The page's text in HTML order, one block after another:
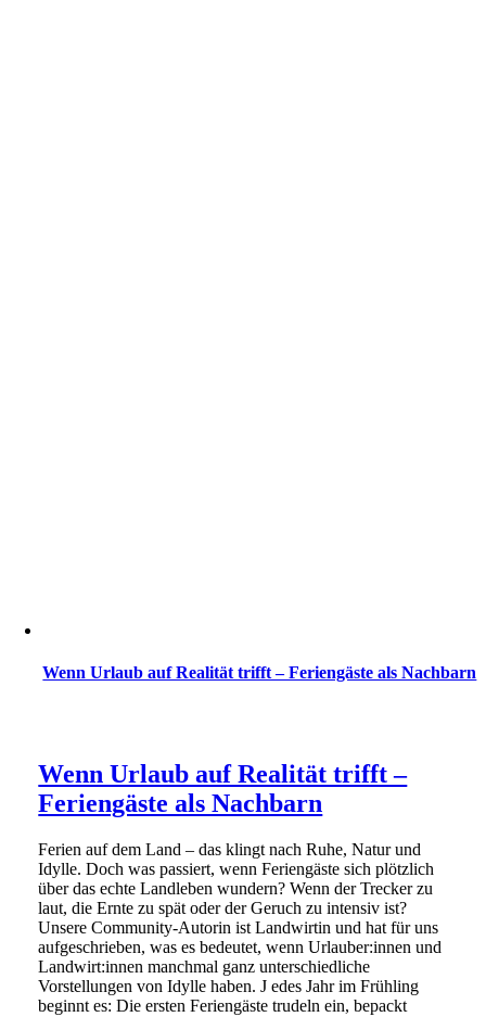
Wenn Urlaub auf Realität trifft – Feriengäste als Nachbarn
Wenn Urlaub auf Realität trifft –
Feriengäste als Nachbarn
Ferien auf dem Land – das klingt nach Ruhe, Natur und
Idylle. Doch was passiert, wenn Feriengäste sich plötzlich
über das echte Landleben wundern? Wenn der Trecker zu
laut, die Ernte zu spät oder der Geruch zu intensiv ist?
Unsere Community-Autorin ist Landwirtin und hat für uns
aufgeschrieben, was es bedeutet, wenn Urlauber:innen und
Landwirt:innen manchmal ganz unterschiedliche
Vorstellungen von Idylle haben. J edes Jahr im Frühling
beginnt es: Die ersten Feriengäste trudeln ein, bepackt